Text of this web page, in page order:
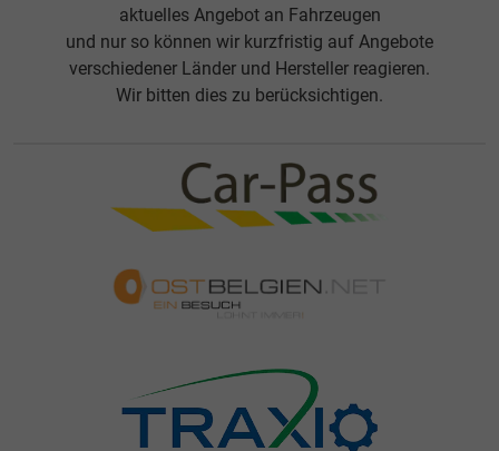
aktuelles Angebot an Fahrzeugen
und nur so können wir kurzfristig auf Angebote
verschiedener Länder und Hersteller reagieren.
Wir bitten dies zu berücksichtigen.